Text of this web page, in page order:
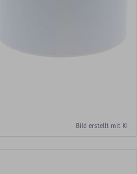
Bild erstellt mit KI